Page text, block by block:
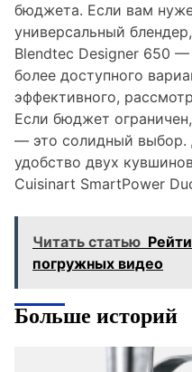
бюджета. Если вам
универсальный
Blendtec Designer 650
более доступного
эффективного,
Если бюджет
— это солидный выбор.
удобство двух
Cuisinart SmartPower
Читать статью
погружных видео
Больше историй